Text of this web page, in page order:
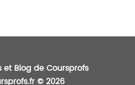
et Blog de Coursprofs
© 2026